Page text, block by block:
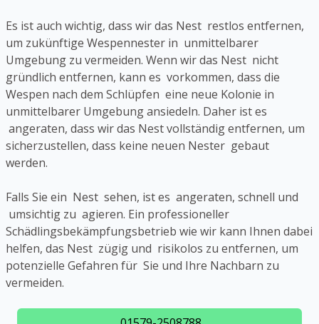
Es ist auch wichtig, dass wir das Nest restlos entfernen,
um zukünftige Wespennester in unmittelbarer
Umgebung zu vermeiden. Wenn wir das Nest nicht
gründlich entfernen, kann es vorkommen, dass die
Wespen nach dem Schlüpfen eine neue Kolonie in
unmittelbarer Umgebung ansiedeln. Daher ist es
angeraten, dass wir das Nest vollständig entfernen, um
sicherzustellen, dass keine neuen Nester gebaut
werden.
Falls Sie ein Nest sehen, ist es angeraten, schnell und
umsichtig zu agieren. Ein professioneller
Schädlingsbekämpfungsbetrieb wie wir kann Ihnen dabei
helfen, das Nest zügig und risikolos zu entfernen, um
potenzielle Gefahren für Sie und Ihre Nachbarn zu
vermeiden.